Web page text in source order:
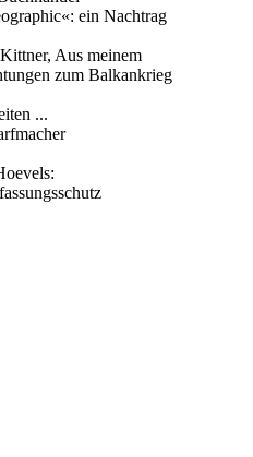
ein Nachtrag
Aus meinem
zum Balkankrieg
...